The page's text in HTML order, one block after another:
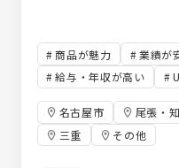
商品が魅力 業績が
給与・年収が高い
名古屋市 尾張・
三重
その他